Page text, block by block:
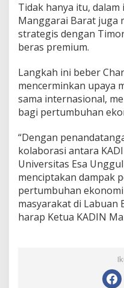
Tidak hanya itu,
Manggarai Barat juga
strategis dengan
beras premium.
Langkah ini beber
mencerminkan upaya
sama internasional,
bagi pertumbuhan
“Dengan
kolaborasi antara
Universitas Esa
menciptakan dampak
pertumbuhan
masyarakat di Labuan
harap Ketua KADIN